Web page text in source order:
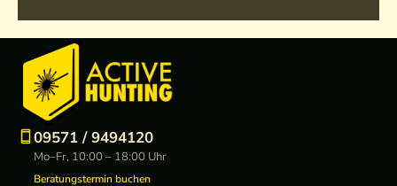
09571 / 9494120
Mo–Fr, 10:00 – 18:00 Uhr
Beratungstermin buchen